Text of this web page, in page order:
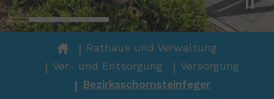
You are here: Rathaus und Verwaltung
Ver- und Entsorgung
Versorgung
Bezirksschornsteinfeger